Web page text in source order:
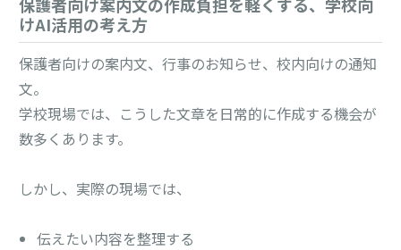
けAI活用の考え方
保護者向けの案内文、行事のお知らせ、校内向けの通知
文。
学校現場では、こうした文章を日常的に作成する機会が
数多くあります。
しかし、実際の現場では、
伝えたい内容を整理する